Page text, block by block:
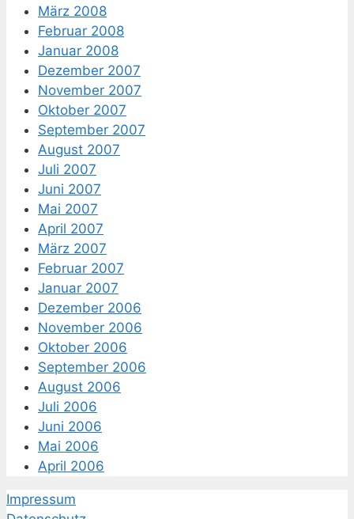
März 2008
Februar 2008
Januar 2008
Dezember 2007
November 2007
Oktober 2007
September 2007
August 2007
Juli 2007
Juni 2007
Mai 2007
April 2007
März 2007
Februar 2007
Januar 2007
Dezember 2006
November 2006
Oktober 2006
September 2006
August 2006
Juli 2006
Juni 2006
Mai 2006
April 2006
Impressum